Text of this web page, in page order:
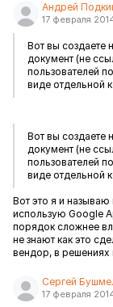
Андрей
17 февраля
Вот вы создаете
документ (не
пользователей
виде отдельной
Вот вы создаете
документ (не
пользователей
виде отдельной
Вот это я и называю
использую Google
порядок сложнее
не знают как это
вендор, в решениях
Сергей
17 февраля